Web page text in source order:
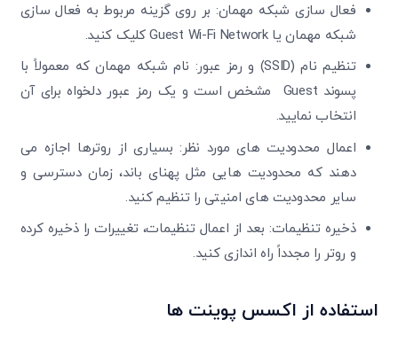
فعال سازی شبکه مهمان: بر روی گزینه مربوط به فعال سازی
شبکه مهمان یا Guest Wi-Fi Network کلیک کنید.
تنظیم نام (SSID) و رمز عبور: نام شبکه مهمان که معمولاً با
پسوند Guest مشخص است و یک رمز عبور دلخواه برای آن
انتخاب نمایید.
اعمال محدودیت های مورد نظر: بسیاری از روترها اجازه می
دهند که محدودیت هایی مثل پهنای باند، زمان دسترسی و
سایر محدودیت های امنیتی را تنظیم کنید.
ذخیره تنظیمات: بعد از اعمال تنظیمات، تغییرات را ذخیره کرده
و روتر را مجدداً راه اندازی کنید.
استفاده از اکسس پوینت ‌ها